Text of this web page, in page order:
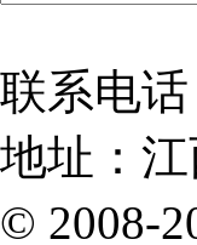
联系电话
地址：
© 2008-